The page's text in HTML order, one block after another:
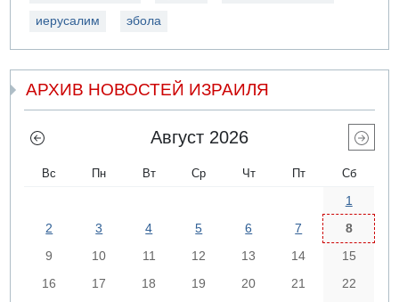
иерусалим эбола
АРХИВ НОВОСТЕЙ ИЗРАИЛЯ
Август 2026
Вс Пн Вт Ср Чт Пт Сб
1
2
3 4 5 6 7
8
9
10 11 12 13 14
15
16
17 18 19 20 21
22